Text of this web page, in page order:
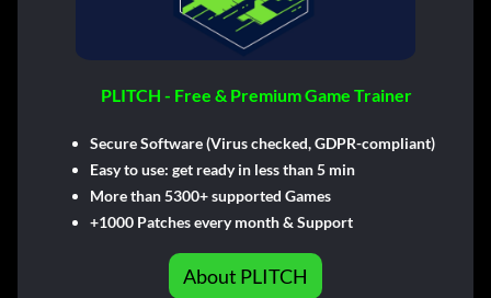
PLITCH - Free & Premium Game Trainer
Secure Software (Virus checked, GDPR-compliant)
Easy to use: get ready in less than 5 min
More than 5300+ supported Games
+1000 Patches every month & Support
About PLITCH